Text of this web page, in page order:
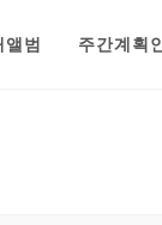
앨범 주간계획